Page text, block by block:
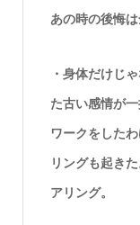
あの時の後悔
・身体だけじ
た古い感情が
ワークをした
リングも起き
アリング。